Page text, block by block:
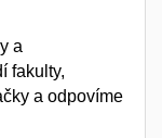
a
fakulty,
a odpovíme